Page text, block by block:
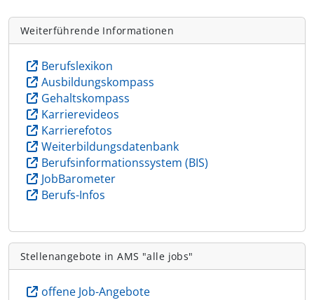
Weiterführende Informationen
Berufslexikon
Ausbildungskompass
Gehaltskompass
Karrierevideos
Karrierefotos
Weiterbildungsdatenbank
Berufsinformationssystem (BIS)
JobBarometer
Berufs-Infos
Stellenangebote in AMS "alle jobs"
offene Job-Angebote